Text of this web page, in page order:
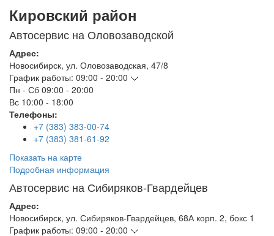
Кировский район
Автосервис на Оловозаводской
Адрес:
Новосибирск, ул. Оловозаводская, 47/8
График работы: 09:00 - 20:00
Пн - Сб 09:00 - 20:00
Вс 10:00 - 18:00
Телефоны:
+7 (383) 383-00-74
+7 (383) 381-61-92
Показать на карте
Подробная информация
Автосервис на Сибиряков-Гвардейцев
Адрес:
Новосибирск, ул. Сибиряков-Гвардейцев, 68А корп. 2, бокс 1
График работы: 09:00 - 20:00